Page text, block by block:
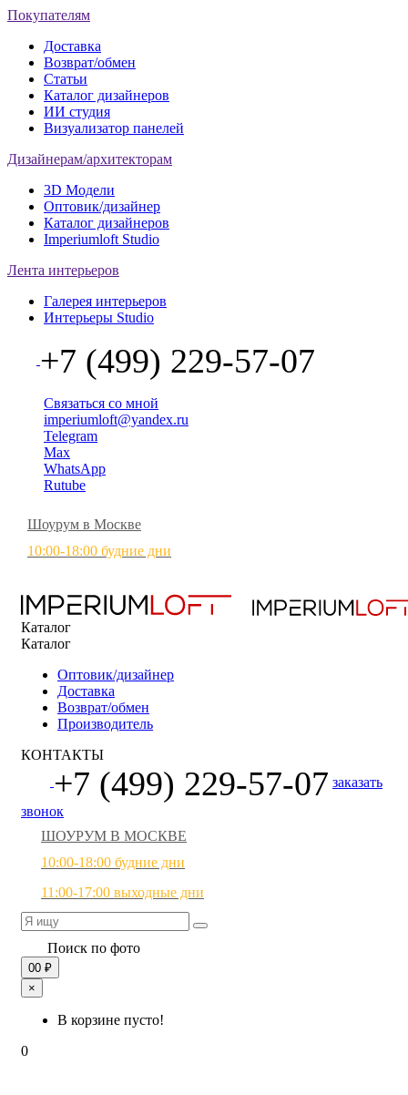
Покупателям
Доставка
Возврат/обмен
Статьи
Каталог дизайнеров
ИИ студия
Визуализатор панелей
Дизайнерам/архитекторам
3D Модели
Оптовик/дизайнер
Каталог дизайнеров
Imperiumloft Studio
Лента интерьеров
Галерея интерьеров
Интерьеры Studio
+7 (499) 229-57-07
Связаться со мной
imperiumloft@yandex.ru
Telegram
Max
WhatsApp
Rutube
Шоурум в Москве
10:00-18:00 будние дни
Каталог
Каталог
Оптовик/дизайнер
Доставка
Возврат/обмен
Производитель
КОНТАКТЫ
+7 (499) 229-57-07 заказать
звонок
ШОУРУМ В МОСКВЕ
10:00-18:00 будние дни
11:00-17:00 выходные дни
Поиск по фото
00 ₽
×
В корзине пусто!
0